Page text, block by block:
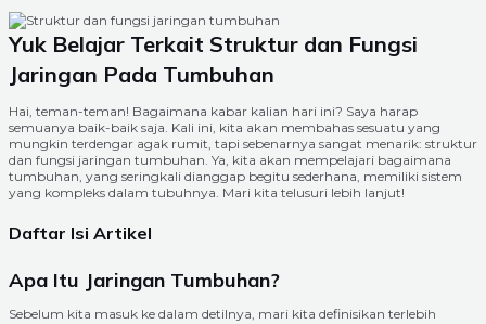
Yuk Belajar Terkait Struktur dan Fungsi
Jaringan Pada Tumbuhan
Hai, teman-teman! Bagaimana kabar kalian hari ini? Saya harap
semuanya baik-baik saja. Kali ini, kita akan membahas sesuatu yang
mungkin terdengar agak rumit, tapi sebenarnya sangat menarik: struktur
dan fungsi jaringan tumbuhan. Ya, kita akan mempelajari bagaimana
tumbuhan, yang seringkali dianggap begitu sederhana, memiliki sistem
yang kompleks dalam tubuhnya. Mari kita telusuri lebih lanjut!
Daftar Isi Artikel
Apa Itu Jaringan Tumbuhan?
Sebelum kita masuk ke dalam detilnya, mari kita definisikan terlebih